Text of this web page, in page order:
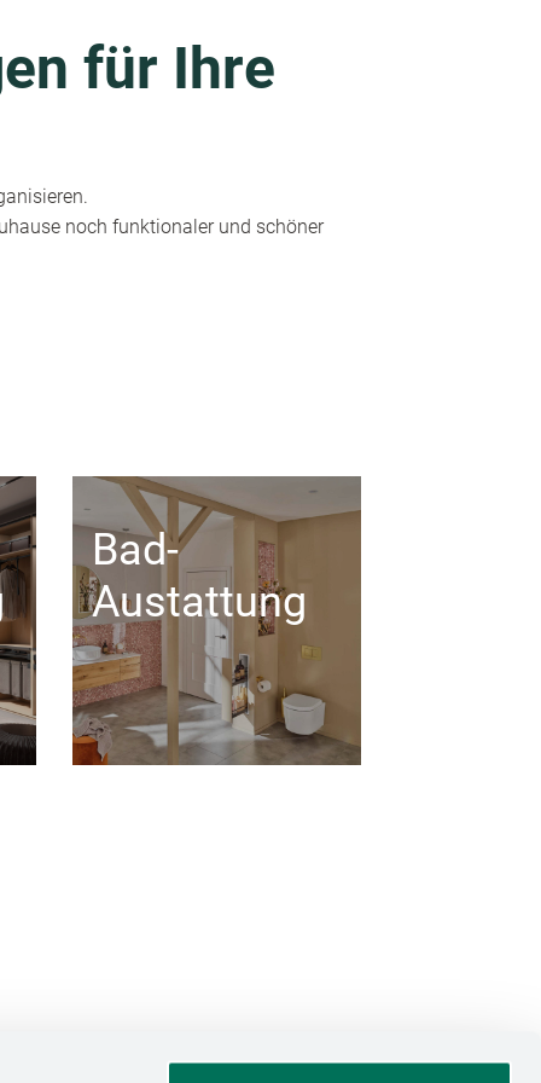
für Ihre
noch funktionaler und schöner
Bad-
Austattung